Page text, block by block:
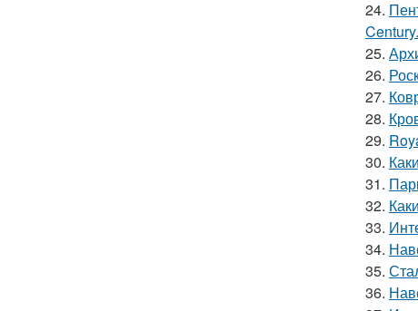
24.
Century.
25.
26.
27.
28.
29.
30.
31.
32.
33.
34.
35.
36.